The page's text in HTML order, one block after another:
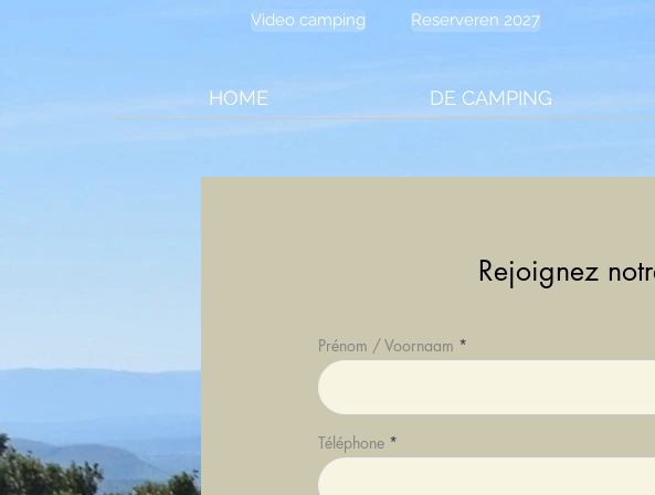
Video camping Reserveren 2027
HOME DE CAMPING
Rejoignez
Prénom / Voornaam
Téléphone